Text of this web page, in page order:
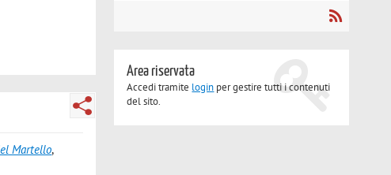
Martello,
Area riservata
Accedi tramite login per gestire tutti i contenuti
del sito.